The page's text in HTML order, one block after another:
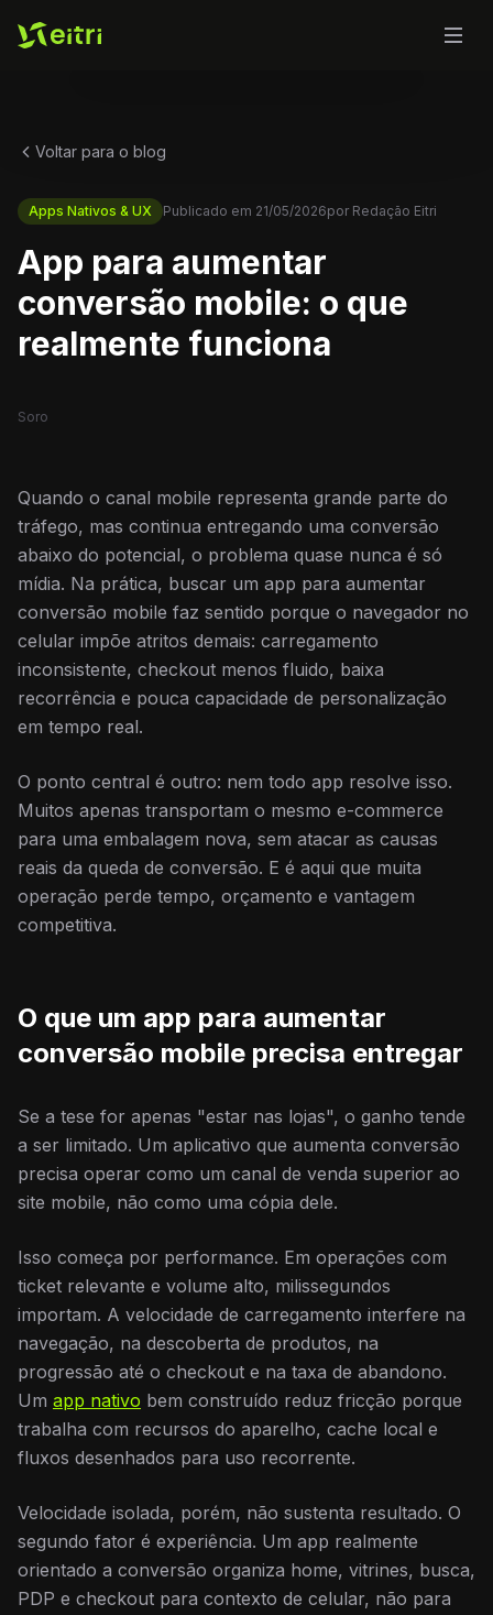
Voltar para o blog
Apps Nativos & UX Publicado em 21/05/2026por Redação Eitri
App para aumentar
conversão mobile: o que
realmente funciona
Soro
Quando o canal mobile representa grande parte do
tráfego, mas continua entregando uma conversão
abaixo do potencial, o problema quase nunca é só
mídia. Na prática, buscar um app para aumentar
conversão mobile faz sentido porque o navegador no
celular impõe atritos demais: carregamento
inconsistente, checkout menos fluido, baixa
recorrência e pouca capacidade de personalização
em tempo real.
O ponto central é outro: nem todo app resolve isso.
Muitos apenas transportam o mesmo e-commerce
para uma embalagem nova, sem atacar as causas
reais da queda de conversão. E é aqui que muita
operação perde tempo, orçamento e vantagem
competitiva.
O que um app para aumentar
conversão mobile precisa entregar
Se a tese for apenas "estar nas lojas", o ganho tende
a ser limitado. Um aplicativo que aumenta conversão
precisa operar como um canal de venda superior ao
site mobile, não como uma cópia dele.
Isso começa por performance. Em operações com
ticket relevante e volume alto, milissegundos
importam. A velocidade de carregamento interfere na
navegação, na descoberta de produtos, na
progressão até o checkout e na taxa de abandono.
Um app nativo bem construído reduz fricção porque
trabalha com recursos do aparelho, cache local e
fluxos desenhados para uso recorrente.
Velocidade isolada, porém, não sustenta resultado. O
segundo fator é experiência. Um app realmente
orientado a conversão organiza home, vitrines, busca,
PDP e checkout para contexto de celular, não para